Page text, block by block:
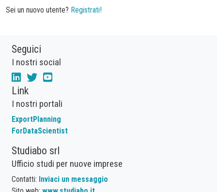
Sei un nuovo utente? Registrati!
Seguici
I nostri social
Link
I nostri portali
ExportPlanning
ForDataScientist
Studiabo srl
Ufficio studi per nuove imprese
Contatti: Inviaci un messaggio